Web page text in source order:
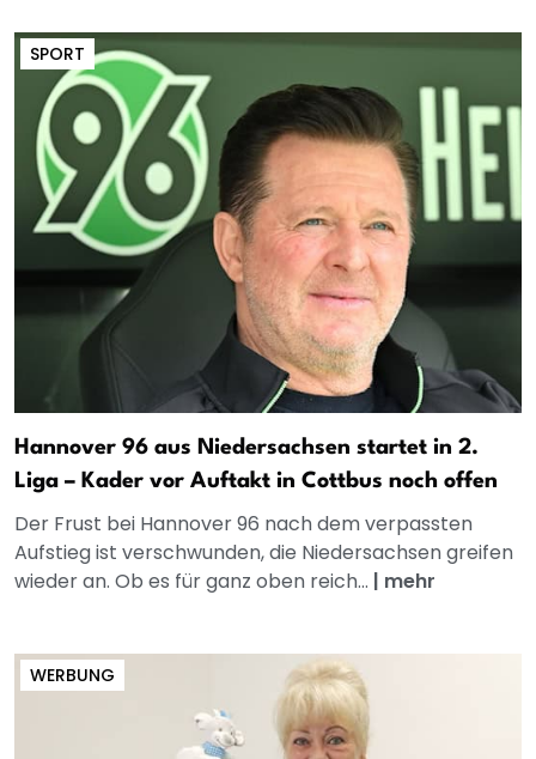
SPORT
Hannover 96 aus Niedersachsen startet in 2.
Liga – Kader vor Auftakt in Cottbus noch offen
Der Frust bei Hannover 96 nach dem verpassten
Aufstieg ist verschwunden, die Niedersachsen greifen
wieder an. Ob es für ganz oben reich... | mehr
WERBUNG